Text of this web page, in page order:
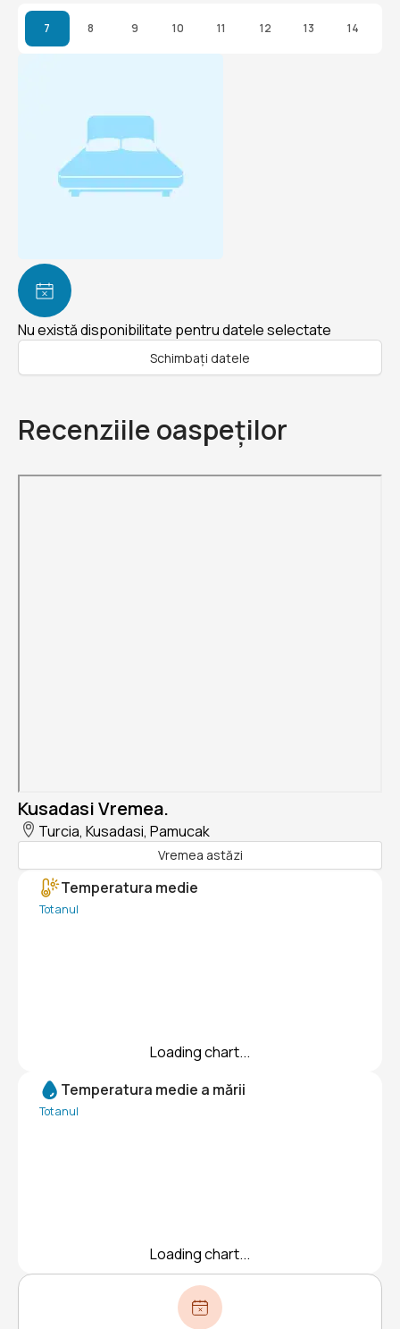
7 8 9 10 11 12 13 14
Nu există disponibilitate pentru datele selectate
Schimbați datele
Recenziile oaspeților
Kusadasi Vremea.
Turcia, Kusadasi, Pamucak
Vremea astăzi
Temperatura medie
Tot anul
Loading chart...
Temperatura medie a mării
Tot anul
Loading chart...